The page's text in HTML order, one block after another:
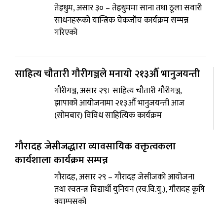
तेह्रथुम, असार ३० – तेह्रथुममा साना तथा ठूला सवारी
साधनहरूको यान्त्रिक चेकजाँच कार्यक्रम सम्पन्न
गरिएको
साहित्य चौतारी गौरीगञ्जले मनायो २१३औँ भानुजयन्ती
गौरीगञ्ज, असार २९। साहित्य चौतारी गौरीगञ्ज,
झापाको आयोजनामा २१३औँ भानुजयन्ती आज
(सोमबार) विविध साहित्यिक कार्यक्रम
गौरादह जेसीजद्धारा व्यावसायिक वक्तृत्वकला
कार्यशाला कार्यक्रम सम्पन्न
गौरादह, असार २९ – गौरादह जेसीजको आयोजना
तथा स्वतन्त्र विद्यार्थी युनियन (स्व.वि.यु.), गौरादह कृषि
क्याम्पसको